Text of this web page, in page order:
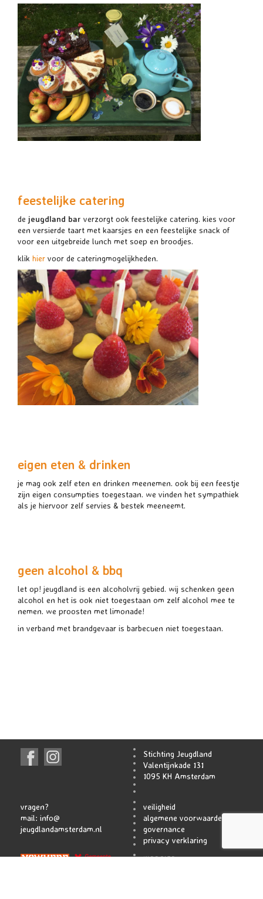
feestelijke catering
de jeugdland bar verzorgt ook feestelijke catering. kies voor
een versierde taart met kaarsjes en een feestelijke snack of
voor een uitgebreide lunch met soep en broodjes.
klik hier voor de cateringmogelijkheden.
eigen eten & drinken
je mag ook zelf eten en drinken meenemen. ook bij een feestje
zijn eigen consumpties toegestaan. we vinden het sympathiek
als je hiervoor zelf servies & bestek meeneemt.
geen alcohol & bbq
let op! jeugdland is een alcoholvrij gebied. wij schenken geen
alcohol en het is ook niet toegestaan om zelf alcohol mee te
nemen. we proosten met limonade!
in verband met brandgevaar is barbecuen niet toegestaan.
Stichting Jeugdland
Valentijnkade 131
1095 KH Amsterdam
vragen?
mail: info@
jeugdlandamsterdam.nl
veiligheid
algemene voorwaarden
governance
privacy verklaring
WEBSITE